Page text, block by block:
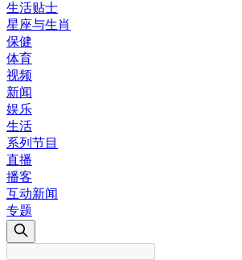
生活贴士
星座与生肖
保健
体育
视频
新闻
娱乐
生活
系列节目
直播
播客
互动新闻
专题